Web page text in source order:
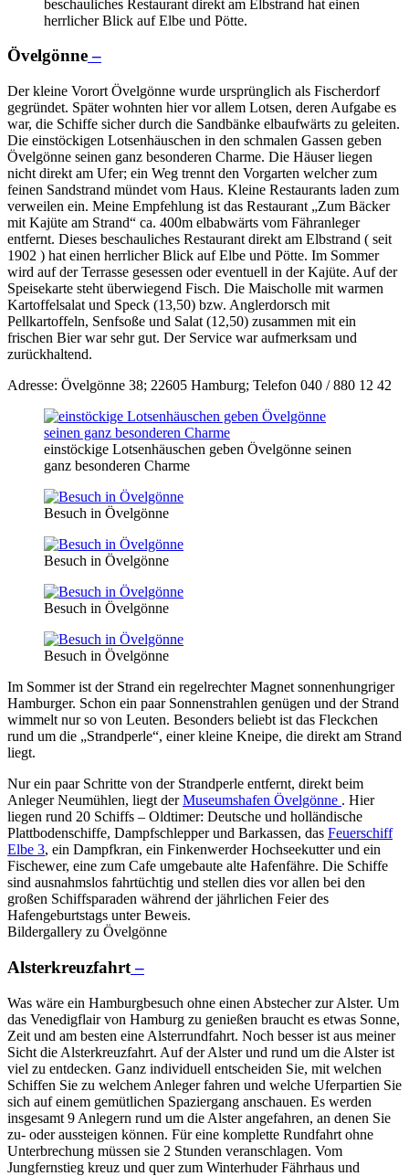
beschauliches Restaurant direkt am Elbstrand hat einen
herrlicher Blick auf Elbe und Pötte.
Övelgönne–
Der kleine Vorort Övelgönne wurde ursprünglich als Fischerdorf
gegründet. Später wohnten hier vor allem Lotsen, deren Aufgabe es
war, die Schiffe sicher durch die Sandbänke elbaufwärts zu geleiten.
Die einstöckigen Lotsenhäuschen in den schmalen Gassen geben
Övelgönne seinen ganz besonderen Charme. Die Häuser liegen
nicht direkt am Ufer; ein Weg trennt den Vorgarten welcher zum
feinen Sandstrand mündet vom Haus. Kleine Restaurants laden zum
verweilen ein. Meine Empfehlung ist das Restaurant „Zum Bäcker
mit Kajüte am Strand“ ca. 400m elbabwärts vom Fähranleger
entfernt. Dieses beschauliches Restaurant direkt am Elbstrand ( seit
1902 ) hat einen herrlicher Blick auf Elbe und Pötte. Im Sommer
wird auf der Terrasse gesessen oder eventuell in der Kajüte. Auf der
Speisekarte steht überwiegend Fisch. Die Maischolle mit warmen
Kartoffelsalat und Speck (13,50) bzw. Anglerdorsch mit
Pellkartoffeln, Senfsoße und Salat (12,50) zusammen mit ein
frischen Bier war sehr gut. Der Service war aufmerksam und
zurückhaltend.
Adresse: Övelgönne 38; 22605 Hamburg; Telefon 040 / 880 12 42
einstöckige Lotsenhäuschen geben Övelgönne seinen
ganz besonderen Charme
Besuch in Övelgönne
Besuch in Övelgönne
Besuch in Övelgönne
Besuch in Övelgönne
Im Sommer ist der Strand ein regelrechter Magnet sonnenhungriger
Hamburger. Schon ein paar Sonnenstrahlen genügen und der Strand
wimmelt nur so von Leuten. Besonders beliebt ist das Fleckchen
rund um die „Strandperle“, einer kleine Kneipe, die direkt am Strand
liegt.
Nur ein paar Schritte von der Strandperle entfernt, direkt beim
Anleger Neumühlen, liegt derMuseumshafen Övelgönne . Hier
liegen rund 20 Schiffs – Oldtimer: Deutsche und holländische
Plattbodenschiffe, Dampfschlepper und Barkassen, das Feuerschiff
Elbe 3, ein Dampfkran, ein Finkenwerder Hochseekutter und ein
Fischewer, eine zum Cafe umgebaute alte Hafenfähre. Die Schiffe
sind ausnahmslos fahrtüchtig und stellen dies vor allen bei den
großen Schiffsparaden während der jährlichen Feier des
Hafengeburtstags unter Beweis.
Bildergallery zu Övelgönne
Alsterkreuzfahrt–
Was wäre ein Hamburgbesuch ohne einen Abstecher zur Alster. Um
das Venedigflair von Hamburg zu genießen braucht es etwas Sonne,
Zeit und am besten eine Alsterrundfahrt. Noch besser ist aus meiner
Sicht die Alsterkreuzfahrt. Auf der Alster und rund um die Alster ist
viel zu entdecken. Ganz individuell entscheiden Sie, mit welchen
Schiffen Sie zu welchem Anleger fahren und welche Uferpartien Sie
sich auf einem gemütlichen Spaziergang anschauen. Es werden
insgesamt 9 Anlegern rund um die Alster angefahren, an denen Sie
zu- oder aussteigen können. Für eine komplette Rundfahrt ohne
Unterbrechung müssen sie 2 Stunden veranschlagen. Vom
Jungfernstieg kreuz und quer zum Winterhuder Fährhaus und